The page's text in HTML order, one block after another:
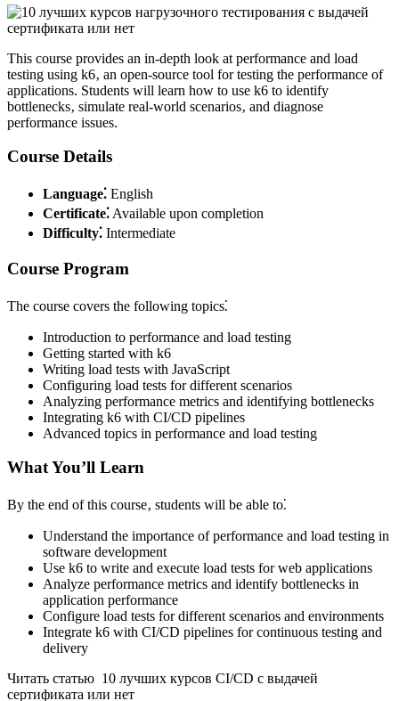
This course provides an in-depth look at performance and load
testing using k6‚ an open-source tool for testing the performance of
applications. Students will learn how to use k6 to identify
bottlenecks‚ simulate real-world scenarios‚ and diagnose
performance issues.
Course Details
Language⁚ English
Certificate⁚ Available upon completion
Difficulty⁚ Intermediate
Course Program
The course covers the following topics⁚
Introduction to performance and load testing
Getting started with k6
Writing load tests with JavaScript
Configuring load tests for different scenarios
Analyzing performance metrics and identifying bottlenecks
Integrating k6 with CI/CD pipelines
Advanced topics in performance and load testing
What You’ll Learn
By the end of this course‚ students will be able to⁚
Understand the importance of performance and load testing in
software development
Use k6 to write and execute load tests for web applications
Analyze performance metrics and identify bottlenecks in
application performance
Configure load tests for different scenarios and environments
Integrate k6 with CI/CD pipelines for continuous testing and
delivery
Читать статью 10 лучших курсов CI/CD с выдачей
сертификата или нет